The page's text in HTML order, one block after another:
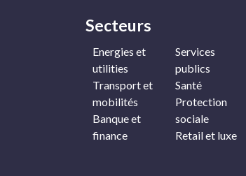
Navigation
experts
Secteurs
Energies et
utilities
Transport et
mobilités
Banque et
finance
Services
publics
Santé
Protection
sociale
Retail et luxe